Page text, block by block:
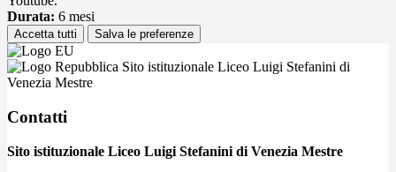
Durata: 6 mesi
Accetta tutti Salva le preferenze
Sito istituzionale Liceo Luigi Stefanini di
Venezia Mestre
Contatti
Sito istituzionale Liceo Luigi Stefanini di Venezia Mestre